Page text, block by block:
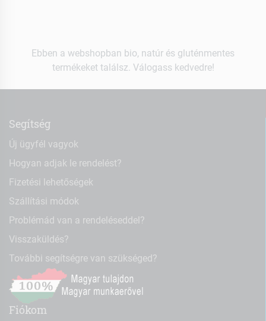
Ebben a webshopban bio, natúr és gluténmentes
termékeket találsz. Válogass kedvedre!
Segítség
Új ügyfél vagyok
Hogyan adjak le rendelést?
Fizetési lehetőségek
Szállítási módok
Problémád van a rendeléseddel?
Visszaküldés?
További segítségre van szükséged?
Fiókom